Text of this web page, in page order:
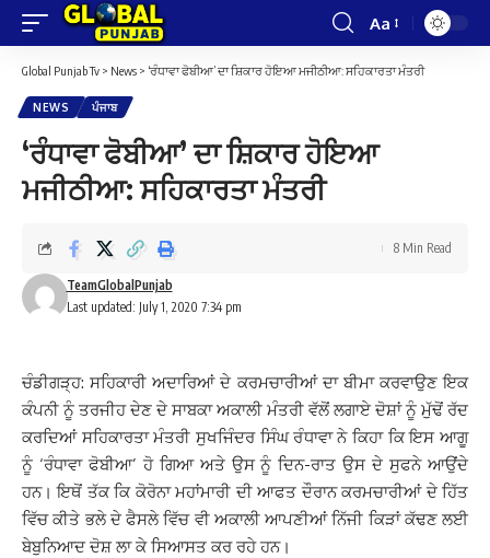
Font
Resizer
Aa
Global Punjab Tv > News > ‘ਰੰਧਾਵਾ ਫੋਬੀਆ’ ਦਾ ਸ਼ਿਕਾਰ ਹੋਇਆ ਮਜੀਠੀਆ: ਸਹਿਕਾਰਤਾ ਮੰਤਰੀ
NEWS ਪੰਜਾਬ
‘ਰੰਧਾਵਾ ਫੋਬੀਆ’ ਦਾ ਸ਼ਿਕਾਰ ਹੋਇਆ
ਮਜੀਠੀਆ: ਸਹਿਕਾਰਤਾ ਮੰਤਰੀ
Last updated: July 1, 2020 7:34 pm
TeamGlobalPunjab
8 Min Read
ਚੰਡੀਗੜ੍ਹ: ਸਹਿਕਾਰੀ ਅਦਾਰਿਆਂ ਦੇ ਕਰਮਚਾਰੀਆਂ ਦਾ ਬੀਮਾ ਕਰਵਾਉਣ ਇਕ
ਕੰਪਨੀ ਨੂੰ ਤਰਜੀਹ ਦੇਣ ਦੇ ਸਾਬਕਾ ਅਕਾਲੀ ਮੰਤਰੀ ਵੱਲੋਂ ਲਗਾਏ ਦੋਸ਼ਾਂ ਨੂੰ ਮੁੱਢੋਂ ਰੱਦ
ਕਰਦਿਆਂ ਸਹਿਕਾਰਤਾ ਮੰਤਰੀ ਸੁਖਜਿੰਦਰ ਸਿੰਘ ਰੰਧਾਵਾ ਨੇ ਕਿਹਾ ਕਿ ਇਸ ਆਗੂ
ਨੂੰ ‘ਰੰਧਾਵਾ ਫੋਬੀਆ’ ਹੋ ਗਿਆ ਅਤੇ ਉਸ ਨੂੰ ਦਿਨ-ਰਾਤ ਉਸ ਦੇ ਸੁਫਨੇ ਆਉਂਦੇ
ਹਨ। ਇਥੋਂ ਤੱਕ ਕਿ ਕੋਰੋਨਾ ਮਹਾਂਮਾਰੀ ਦੀ ਆਫਤ ਦੌਰਾਨ ਕਰਮਚਾਰੀਆਂ ਦੇ ਹਿੱਤ
ਵਿੱਚ ਕੀਤੇ ਭਲੇ ਦੇ ਫੈਸਲੇ ਵਿੱਚ ਵੀ ਅਕਾਲੀ ਆਪਣੀਆਂ ਨਿੱਜੀ ਕਿੜਾਂ ਕੱਢਣ ਲਈ
ਬੇਬੁਨਿਆਦ ਦੋਸ਼ ਲਾ ਕੇ ਸਿਆਸਤ ਕਰ ਰਹੇ ਹਨ।